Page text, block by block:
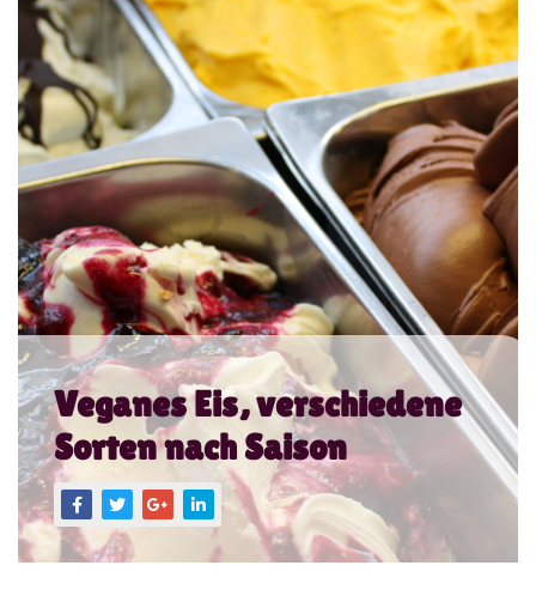
Veganes Eis, verschiedene
Sorten nach Saison